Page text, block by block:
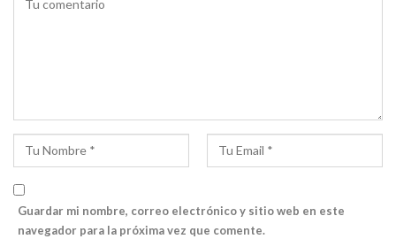
Guardar mi nombre, correo electrónico y sitio web en este
navegador para la próxima vez que comente.